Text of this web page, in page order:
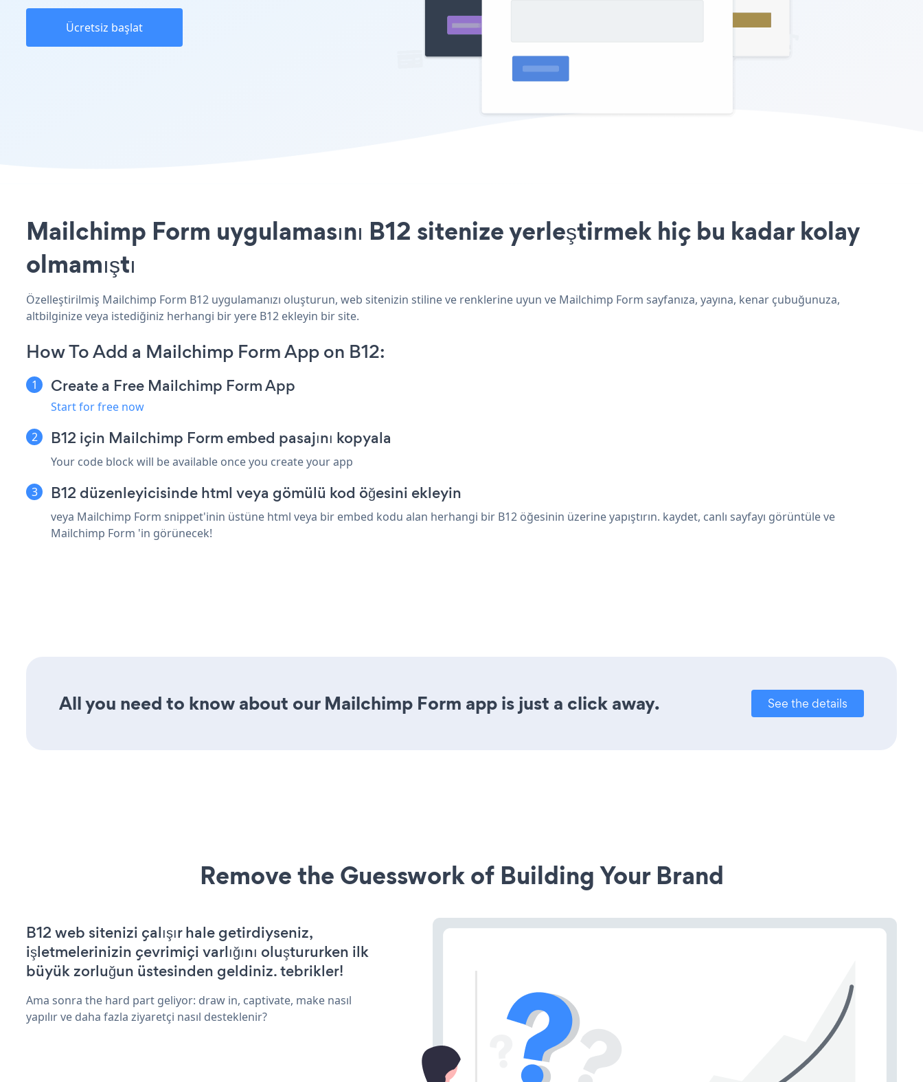
Ücretsiz başlat
Mailchimp Form uygulamasını B12 sitenize yerleştirmek hiç bu kadar kolay
olmamıştı
Özelleştirilmiş Mailchimp Form B12 uygulamanızı oluşturun, web sitenizin stiline ve renklerine uyun ve Mailchimp Form sayfanıza, yayına, kenar çubuğunuza,
altbilginize veya istediğiniz herhangi bir yere B12 ekleyin bir site.
How To Add a Mailchimp Form App on B12:
Create a Free Mailchimp Form App
Start for free now
B12 için Mailchimp Form embed pasajını kopyala
Your code block will be available once you create your app
B12 düzenleyicisinde html veya gömülü kod öğesini ekleyin
veya Mailchimp Form snippet'inin üstüne html veya bir embed kodu alan herhangi bir B12 öğesinin üzerine yapıştırın. kaydet, canlı sayfayı görüntüle ve
Mailchimp Form 'in görünecek!
All you need to know about our Mailchimp Form app is just a click away. See the details
Remove the Guesswork of Building Your Brand
B12 web sitenizi çalışır hale getirdiyseniz,
işletmelerinizin çevrimiçi varlığını oluştururken ilk
büyük zorluğun üstesinden geldiniz. tebrikler!
Ama sonra the hard part geliyor: draw in, captivate, make nasıl
yapılır ve daha fazla ziyaretçi nasıl desteklenir?